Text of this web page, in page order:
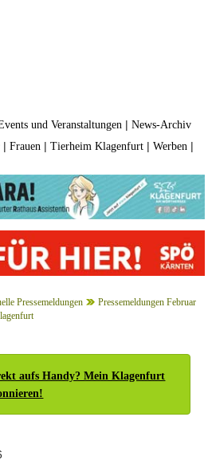
und Veranstaltungen |News-Archiv
|Frauen |Tierheim Klagenfurt |Werben |
Pressemeldungen
Pressemeldungen Februar
aufs Handy? Mein Klagenfurt